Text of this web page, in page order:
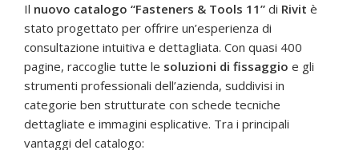
Il nuovo catalogo “Fasteners & Tools 11” di Rivit è
stato progettato per offrire un’esperienza di
consultazione intuitiva e dettagliata. Con quasi 400
pagine, raccoglie tutte le soluzioni di fissaggio e gli
strumenti professionali dell’azienda, suddivisi in
categorie ben strutturate con schede tecniche
dettagliate e immagini esplicative. Tra i principali
vantaggi del catalogo: